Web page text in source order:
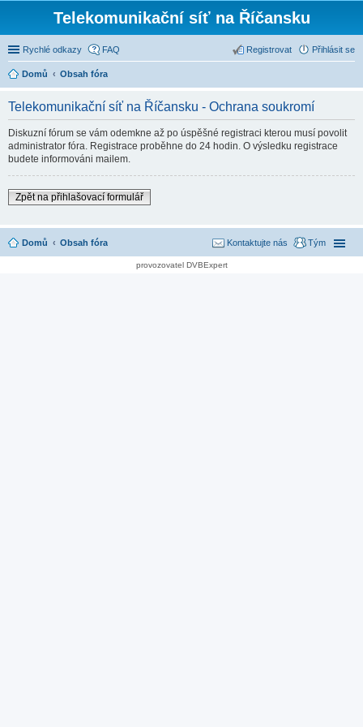
Telekomunikační síť na Říčansku
Rychlé odkazy FAQ Přihlásit se
Registrovat
Domů Obsah fóra
Telekomunikační síť na Říčansku - Ochrana soukromí
Diskuzní fórum se vám odemkne až po úspěšné registraci kterou musí povolit
administrator fóra. Registrace proběhne do 24 hodin. O výsledku registrace
budete informováni mailem.
Zpět na přihlašovací formulář
Domů Obsah fóra Tým
Kontaktujte nás
provozovatel DVBExpert